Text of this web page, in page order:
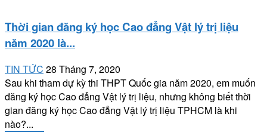
Thời gian đăng ký học Cao đẳng Vật lý trị liệu
năm 2020 là...
TIN TỨC 28 Tháng 7, 2020
Sau khi tham dự kỳ thi THPT Quốc gia năm 2020, em muốn
đăng ký học Cao đẳng Vật lý trị liệu, nhưng không biết thời
gian đăng ký học Cao đẳng Vật lý trị liệu TPHCM là khi
nào?...